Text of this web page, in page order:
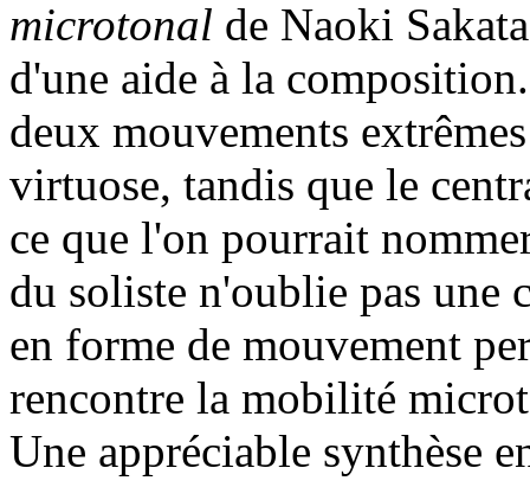
microtonal de Naoki
d'une aide à la
deux mouvements
virtuose, tandis que le
ce que l'on pourrait
du soliste n'oublie pas une
en forme de mouvement
rencontre la mobilité
Une appréciable synthèse